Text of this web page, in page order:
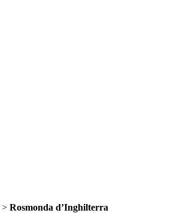
> Rosmonda d’Inghilterra